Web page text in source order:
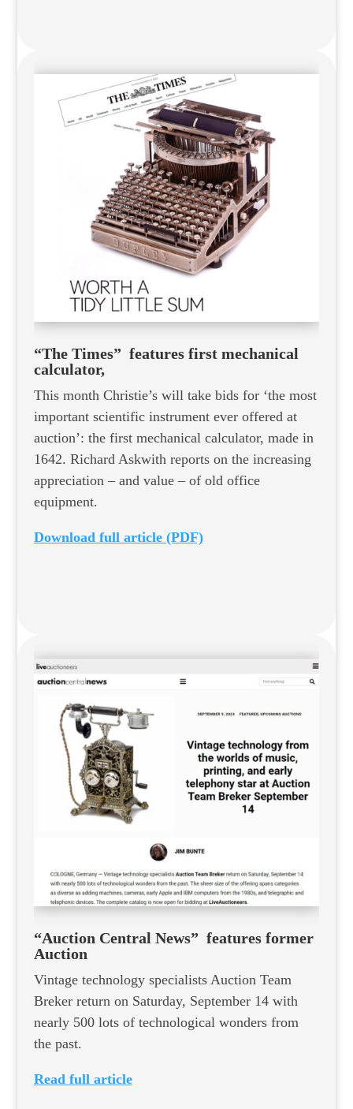
“The Times” features first mechanical
calculator,
This month Christie’s will take bids for ‘the most
important scientific instrument ever offered at
auction’: the first mechanical calculator, made in
1642. Richard Askwith reports on the increasing
appreciation – and value – of old office
equipment.
Download full article (PDF)
“Auction Central News” features former
Auction
Vintage technology specialists Auction Team
Breker return on Saturday, September 14 with
nearly 500 lots of technological wonders from
the past.
Read full article